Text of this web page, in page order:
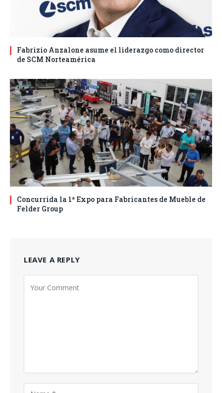
Fabrizio Anzalone asume el liderazgo como director
de SCM Norteamérica
Concurrida la 1ª Expo para Fabricantes de Mueble de
Felder Group
LEAVE A REPLY